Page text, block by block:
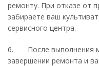
ремонту. При отказе от
забираете ваш
сервисного центра.
6. После выполнения
завершении ремонта и